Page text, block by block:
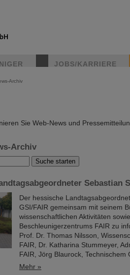
JOBS/KARRIERE
Archiv
Sie Web-News und
Archiv
Sebastian
Der hessische
GSI/FAIR gemeinsam mit seinem
wissenschaftlichen Aktivitäten
Beschleunigerzentrums FAIR zu
Prof. Dr. Thomas Nilsson,
FAIR, Dr. Katharina Stummeyer,
FAIR, Jörg Blaurock,
Mehr »